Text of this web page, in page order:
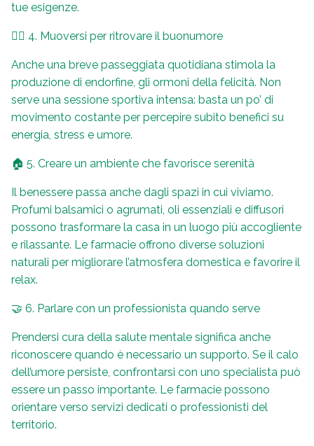
tue esigenze.
🚶‍♂️ 4. Muoversi per ritrovare il buonumore
Anche una breve passeggiata quotidiana stimola la
produzione di endorfine, gli ormoni della felicità. Non
serve una sessione sportiva intensa: basta un po’ di
movimento costante per percepire subito benefici su
energia, stress e umore.
🏠 5. Creare un ambiente che favorisce serenità
Il benessere passa anche dagli spazi in cui viviamo.
Profumi balsamici o agrumati, oli essenziali e diffusori
possono trasformare la casa in un luogo più accogliente
e rilassante. Le farmacie offrono diverse soluzioni
naturali per migliorare l’atmosfera domestica e favorire il
relax.
🤝 6. Parlare con un professionista quando serve
Prendersi cura della salute mentale significa anche
riconoscere quando è necessario un supporto. Se il calo
dell’umore persiste, confrontarsi con uno specialista può
essere un passo importante. Le farmacie possono
orientare verso servizi dedicati o professionisti del
territorio.